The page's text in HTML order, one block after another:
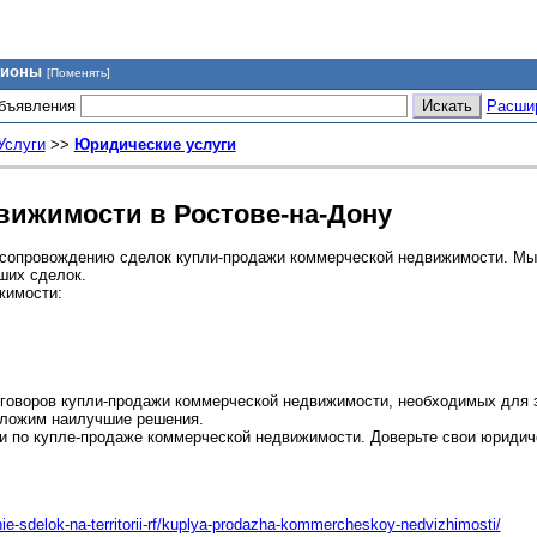
[Поменять]
>> Юридические услуги
в Ростове-на-Дону
сделок купли-продажи коммерческой недвижимости.
сделок.
купли-продажи коммерческой недвижимости, необходимых
наилучшие решения.
купле-продаже коммерческой недвижимости. Доверьте свои
sdelok-na-territorii-rf/kuplya-prodazha-kommercheskoy-nedvizhimosti/